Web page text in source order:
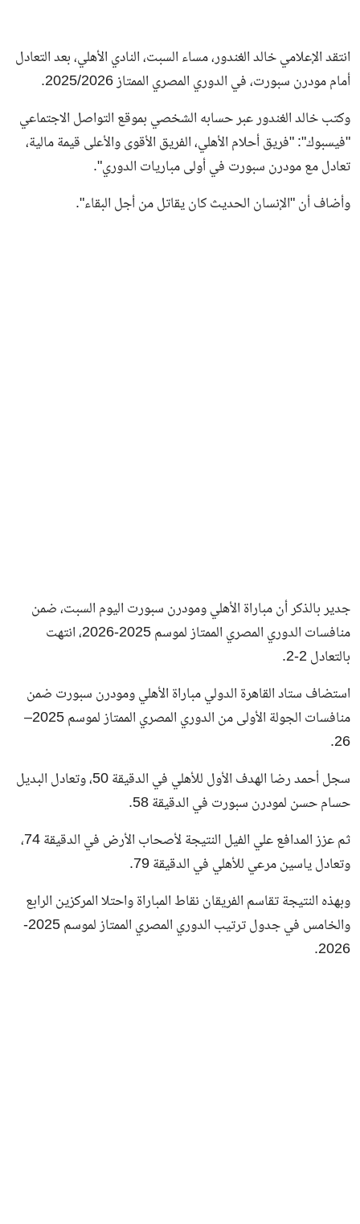
انتقد الإعلامي خالد الغندور، مساء السبت، النادي الأهلي، بعد التعادل
أمام مودرن سبورت، في الدوري المصري الممتاز 2025/2026.
وكتب خالد الغندور عبر حسابه الشخصي بموقع التواصل الاجتماعي
"فيسبوك": "فريق أحلام الأهلي، الفريق الأقوى والأعلى قيمة مالية،
تعادل مع مودرن سبورت في أولى مباريات الدوري".
وأضاف أن "الإنسان الحديث كان يقاتل من أجل البقاء".
جدير بالذكر أن مباراة الأهلي ومودرن سبورت اليوم السبت، ضمن
منافسات الدوري المصري الممتاز لموسم 2025-2026، انتهت
بالتعادل 2-2.
استضاف ستاد القاهرة الدولي مباراة الأهلي ومودرن سبورت ضمن
منافسات الجولة الأولى من الدوري المصري الممتاز لموسم 2025–
26.
سجل أحمد رضا الهدف الأول للأهلي في الدقيقة 50، وتعادل البديل
حسام حسن لمودرن سبورت في الدقيقة 58.
ثم عزز المدافع علي الفيل النتيجة لأصحاب الأرض في الدقيقة 74،
وتعادل ياسين مرعي للأهلي في الدقيقة 79.
وبهذه النتيجة تقاسم الفريقان نقاط المباراة واحتلا المركزين الرابع
والخامس في جدول ترتيب الدوري المصري الممتاز لموسم 2025-
2026.